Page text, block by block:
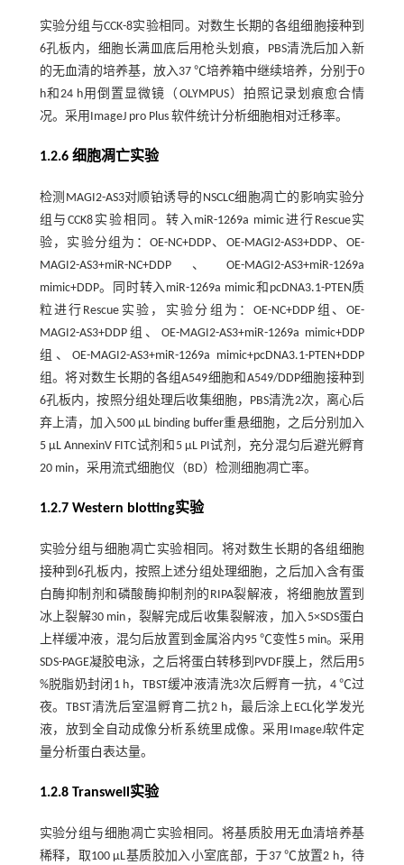
实验分组与CCK-8实验相同。对数生长期的各组细胞接种到
6孔板内，细胞长满皿底后用枪头划痕，PBS清洗后加入新
的无血清的培养基，放入37 ℃培养箱中继续培养，分别于0
h和24 h用倒置显微镜（OLYMPUS）拍照记录划痕愈合情
况。采用ImageJ pro Plus 软件统计分析细胞相对迁移率。
1.2.6 细胞凋亡实验
检测MAGI2-AS3对顺铂诱导的NSCLC细胞凋亡的影响实验分
组与CCK8实验相同。转入miR-1269a mimic进行Rescue实
验，实验分组为：OE-NC+DDP、OE-MAGI2-AS3+DDP、OE-
MAGI2-AS3+miR-NC+DDP、OE-MAGI2-AS3+miR-1269a
mimic+DDP。同时转入miR-1269a mimic和pcDNA3.1-PTEN质
粒进行Rescue实验，实验分组为：OE-NC+DDP组、OE-
MAGI2-AS3+DDP组、OE-MAGI2-AS3+miR-1269a mimic+DDP
组、OE-MAGI2-AS3+miR-1269a mimic+pcDNA3.1-PTEN+DDP
组。将对数生长期的各组A549细胞和A549/DDP细胞接种到
6孔板内，按照分组处理后收集细胞，PBS清洗2次，离心后
弃上清，加入500 μL binding buffer重悬细胞，之后分别加入
5 μL AnnexinV FITC试剂和5 μL PI试剂，充分混匀后避光孵育
20 min，采用流式细胞仪（BD）检测细胞凋亡率。
1.2.7 Western blotting实验
实验分组与细胞凋亡实验相同。将对数生长期的各组细胞
接种到6孔板内，按照上述分组处理细胞，之后加入含有蛋
白酶抑制剂和磷酸酶抑制剂的RIPA裂解液，将细胞放置到
冰上裂解30 min，裂解完成后收集裂解液，加入5×SDS蛋白
上样缓冲液，混匀后放置到金属浴内95 ℃变性5 min。采用
SDS-PAGE凝胶电泳，之后将蛋白转移到PVDF膜上，然后用5
%脱脂奶封闭1 h，TBST缓冲液清洗3次后孵育一抗，4 ℃过
夜。TBST清洗后室温孵育二抗2 h，最后涂上ECL化学发光
液，放到全自动成像分析系统里成像。采用ImageJ软件定
量分析蛋白表达量。
1.2.8 Transwell实验
实验分组与细胞凋亡实验相同。将基质胶用无血清培养基
稀释，取100 μL基质胶加入小室底部，于37 ℃放置2 h，待